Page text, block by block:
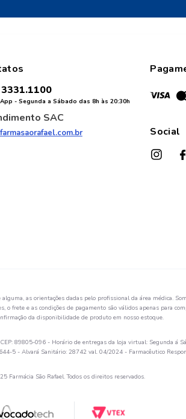
- Segunda a Sábado das 8h às 20:30h
SAC
Social
as orientações dadas pelo profissional da área médica.
frete e as condições de pagamento são válidos apenas para
da disponibilidade de produto em nosso estoque.
89805-096 - Horário de entregas da loja virtual: Segunda á
5 - Alvará Sanitário: 28742 val. 04/2024 - Farmacêutico
Farmácia São Rafael. Todos os direitos reservados.